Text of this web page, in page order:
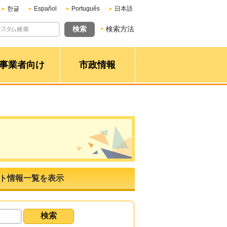
한글 Español Português 日本語
検索方法
業者向け 市政情報
情報一覧を表示